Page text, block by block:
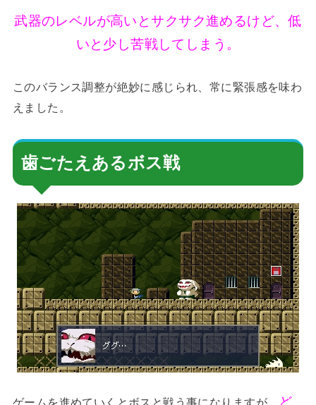
武器のレベルが高いとサクサク進めるけど、低
いと少し苦戦してしまう。
このバランス調整が絶妙に感じられ、常に緊張感を味わ
えました。
歯ごたえあるボス戦
ゲームを進めていくとボスと戦う事になりますが、
ど